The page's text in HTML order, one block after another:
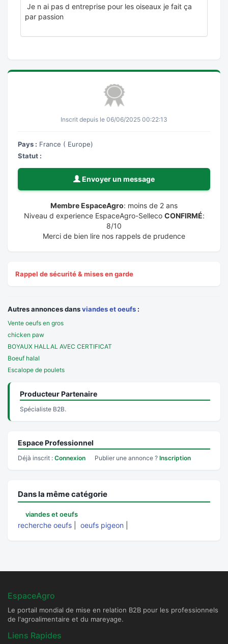
Je n ai pas d entreprise pour les oiseaux je fait ça
par passion
Inscrit depuis le 06/06/2025 00:22:13
Pays : France ( Europe)
Statut :
Envoyer un message
Membre EspaceAgro: moins de 2 ans
Niveau d experience EspaceAgro-Selleco CONFIRMÉ:
8/10
Merci de bien lire nos rappels de prudence
Rappel de sécurité & mises en garde
Autres annonces dansviandes et oeufs :
Vente oeufs en gros
chicken paw
BOYAUX HALLAL AVEC CERTIFICAT
Boeuf halal
Escalope de poulets
Producteur Partenaire
Spécialiste B2B.
Espace Professionnel
Déjà inscrit : Connexion Publier une annonce ? Inscription
Dans la même catégorie
viandes et oeufs
recherche oeufs oeufs pigeon
EspaceAgro
Le portail mondial de mise en relation B2B pour les professionnels
de l'agroalimentaire et du mareyage.
Liens Rapides